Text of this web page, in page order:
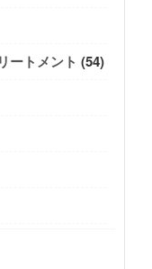
ートメント (54)